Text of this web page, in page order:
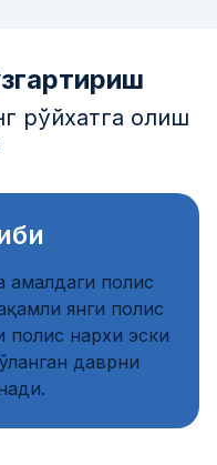
рўйхатга олиш
амалдаги полис
янги полис
полис нархи эски
даврни